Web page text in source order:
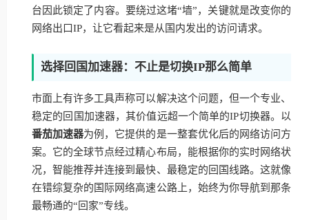
台因此锁定了内容。要绕过这堵“墙”，关键就是改变你的
网络出口IP，让它看起来是从国内发出的访问请求。
选择回国加速器：不止是切换IP那么简单
市面上有许多工具声称可以解决这个问题，但一个专业、
稳定的回国加速器，其价值远超一个简单的IP切换器。以
番茄加速器为例，它提供的是一整套优化后的网络访问方
案。它的全球节点经过精心布局，能根据你的实时网络状
况，智能推荐并连接到最快、最稳定的回国线路。这就像
在错综复杂的国际网络高速公路上，始终为你导航到那条
最畅通的“回家”专线。